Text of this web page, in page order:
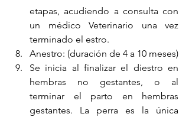
etapas, acudiendo a consulta con
un médico Veterinario una vez
terminado el estro.
Se inicia al finalizar el diestro en
hembras no gestantes, o al
terminar el parto en hembras
gestantes. La perra es la única